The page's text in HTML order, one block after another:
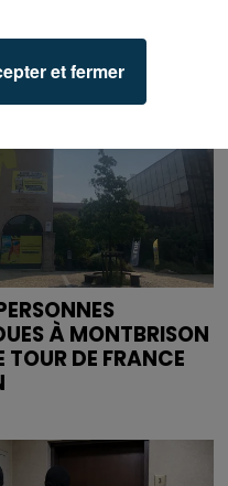
À MONTBRISON
TOUR DE FRANCE
et fermer